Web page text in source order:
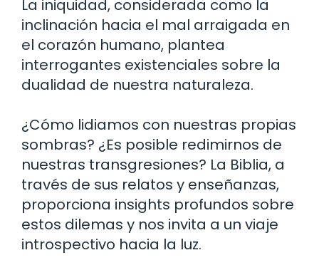
La iniquidad, considerada como la
inclinación hacia el mal arraigada en
el corazón humano, plantea
interrogantes existenciales sobre la
dualidad de nuestra naturaleza.
¿Cómo lidiamos con nuestras propias
sombras? ¿Es posible redimirnos de
nuestras transgresiones? La Biblia, a
través de sus relatos y enseñanzas,
proporciona insights profundos sobre
estos dilemas y nos invita a un viaje
introspectivo hacia la luz.